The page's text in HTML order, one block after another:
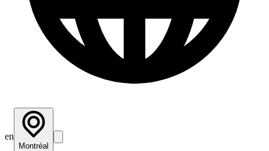
en
Montréal